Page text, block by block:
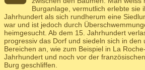
Burganlage, vermutlich erlebte sie
Jahrhundert als sich rundherum eine
war und ist jedoch durch
heimgesucht. Ab dem 15. Jahrhundert
progressiv das Dorf und siedeln sich in den
Bereichen an, wie zum Beispiel in La
Jahrhundert und noch vor der
Burg geschliffen.